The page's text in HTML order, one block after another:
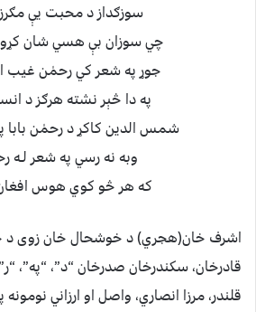
سوزګداز د محبت يې
چي سوزان بې هسي شان كړو
جوړ په شعر كي رحمٰن غيب
په دا څېر نشته هرګز د
شمس الدين كاكړ د رحمٰن بابا
وبه نه رسي په شعر لـه
كه هر څو كوي هوس
اشرف خان(هجري) د خوشحال خان زوى د
قادرخان، سكندرخان صدرخان “د”، “په”،
قلندر، مرزا انصاري، واصل او ارزاني